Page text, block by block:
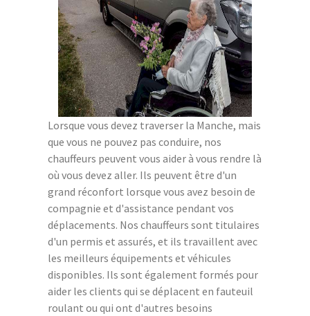
Lorsque vous devez traverser la Manche, mais
que vous ne pouvez pas conduire, nos
chauffeurs peuvent vous aider à vous rendre là
où vous devez aller. Ils peuvent être d'un
grand réconfort lorsque vous avez besoin de
compagnie et d'assistance pendant vos
déplacements. Nos chauffeurs sont titulaires
d'un permis et assurés, et ils travaillent avec
les meilleurs équipements et véhicules
disponibles. Ils sont également formés pour
aider les clients qui se déplacent en fauteuil
roulant ou qui ont d'autres besoins